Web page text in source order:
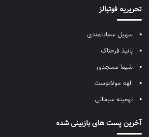
تحریریه فوتبالز
سهیل سعادتمندی
پانیذ فرحناک
شیما مسجدی
الهه مولادوست
تهمینه سبحانی
آخرین پست های بازبینی شده